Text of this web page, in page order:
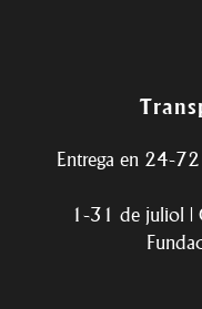
Entrega en 24-
1-31 de juliol |